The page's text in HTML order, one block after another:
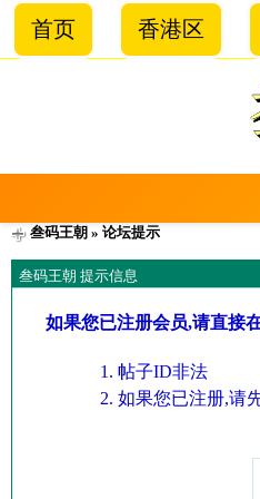
首页 香港区
叁码王朝 » 论坛提示
叁码王朝 提示信息
如果您已注册会员,请直接
帖子ID非法
如果您已注册,请